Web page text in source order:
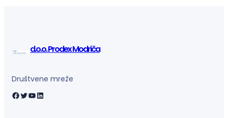
d.o.o. Prodex Modriča
Društvene mreže
Facebook Twitter YouTube LinkedIn